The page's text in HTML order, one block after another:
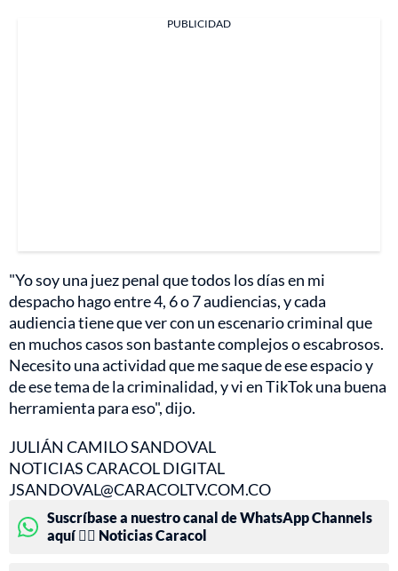
PUBLICIDAD
"Yo soy una juez penal que todos los días en mi
despacho hago entre 4, 6 o 7 audiencias, y cada
audiencia tiene que ver con un escenario criminal que
en muchos casos son bastante complejos o escabrosos.
Necesito una actividad que me saque de ese espacio y
de ese tema de la criminalidad, y vi en TikTok una buena
herramienta para eso", dijo.
JULIÁN CAMILO SANDOVAL
NOTICIAS CARACOL DIGITAL
JSANDOVAL@CARACOLTV.COM.CO
Suscríbase a nuestro canal de WhatsApp Channels
aquí 👉🏻 Noticias Caracol